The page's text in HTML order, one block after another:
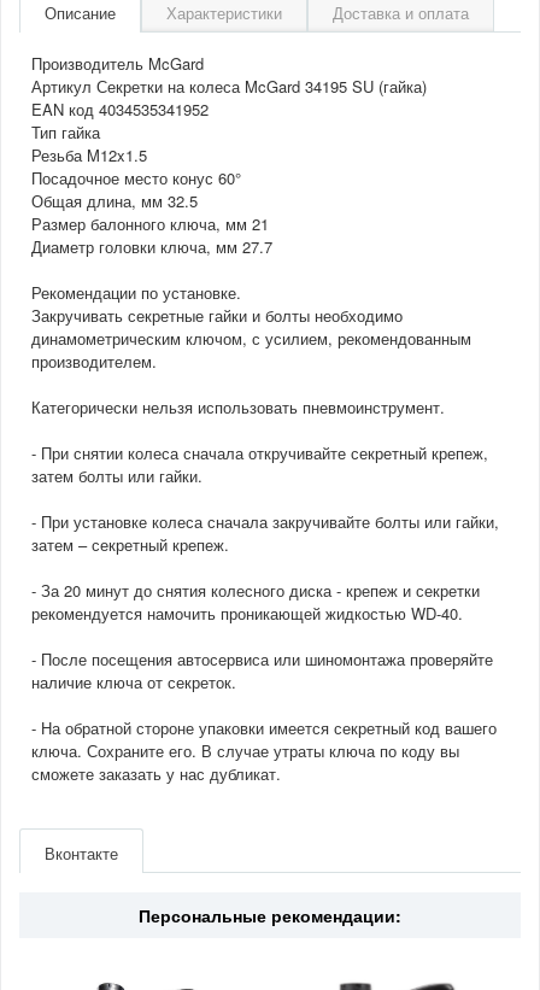
Описание Характеристики Доставка и оплата
Производитель McGard
Артикул Секретки на колеса McGard 34195 SU (гайка)
EAN код 4034535341952
Тип гайка
Резьба M12x1.5
Посадочное место конус 60°
Общая длина, мм 32.5
Размер балонного ключа, мм 21
Диаметр головки ключа, мм 27.7
Рекомендации по установке.
Закручивать секретные гайки и болты необходимо
динамометрическим ключом, с усилием, рекомендованным
производителем.
Категорически нельзя использовать пневмоинструмент.
- При снятии колеса сначала откручивайте секретный крепеж,
затем болты или гайки.
- При установке колеса сначала закручивайте болты или гайки,
затем – секретный крепеж.
- За 20 минут до снятия колесного диска - крепеж и секретки
рекомендуется намочить проникающей жидкостью WD-40.
- После посещения автосервиса или шиномонтажа проверяйте
наличие ключа от секреток.
- На обратной стороне упаковки имеется секретный код вашего
ключа. Сохраните его. В случае утраты ключа по коду вы
сможете заказать у нас дубликат.
Материал Сталь
Германия
Вконтакте
Персональные рекомендации: